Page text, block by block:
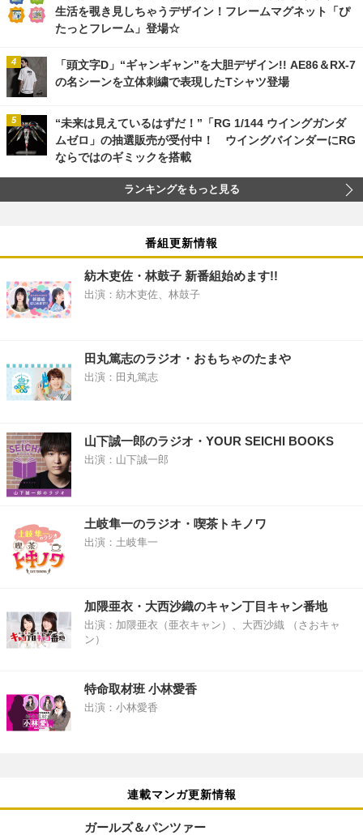
生活を覗き見しちゃうデザイン！フレームマグネット「ぴ
たっとフレーム」登場☆
「頭文字D」“ギャンギャン”を大胆デザイン!! AE86＆RX-7
の名シーンを立体刺繍で表現したTシャツ登場
“未来は見えているはずだ！”「RG 1/144 ウイングガンダ
ムゼロ」の抽選販売が受付中！ ウイングバインダーにRG
ならではのギミックを搭載
ランキングをもっと見る
番組更新情報
紡木吏佐・林鼓子 新番組始めます!!
出演：紡木吏佐、林鼓子
田丸篤志のラジオ・おもちゃのたまや
出演：田丸篤志
山下誠一郎のラジオ・YOUR SEICHI BOOKS
出演：山下誠一郎
土岐隼一のラジオ・喫茶トキノワ
出演：土岐隼一
加隈亜衣・大西沙織のキャン丁目キャン番地
出演：加隈亜衣（亜衣キャン）、大西沙織 （さおキャ
ン）
特命取材班 小林愛香
出演：小林愛香
連載マンガ更新情報
ガールズ＆パンツァー